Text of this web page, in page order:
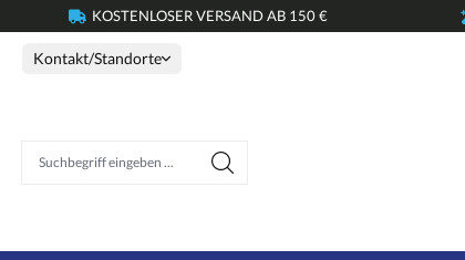
Zur Hauptnavigation springen
KOSTENLOSER VERSAND AB 150 €
Kontakt/Standorte